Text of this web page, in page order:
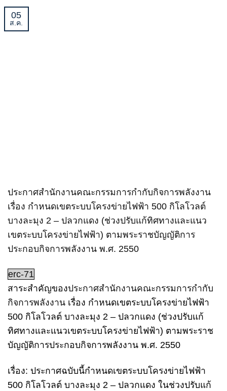
05
ส.ค.
ประกาศสำนักงานคณะกรรมการกำกับกิจการพลังงาน
เรื่อง กำหนดเขตระบบโครงข่ายไฟฟ้า 500 กิโลโวลต์
บางละมุง 2 – ปลวกแดง (ช่วงปรับแก้ทิศทางและแนว
เขตระบบโครงข่ายไฟฟ้า) ตามพระราชบัญญัติการ
ประกอบกิจการพลังงาน พ.ศ. 2550
erc-71
สาระสำคัญของประกาศสำนักงานคณะกรรมการกำกับ
กิจการพลังงาน เรื่อง กำหนดเขตระบบโครงข่ายไฟฟ้า
500 กิโลโวลต์ บางละมุง 2 – ปลวกแดง (ช่วงปรับแก้
ทิศทางและแนวเขตระบบโครงข่ายไฟฟ้า) ตามพระราช
บัญญัติการประกอบกิจการพลังงาน พ.ศ. 2550
เรื่อง: ประกาศฉบับนี้กำหนดเขตระบบโครงข่ายไฟฟ้า
500 กิโลโวลต์ บางละมุง 2 – ปลวกแดง ในช่วงปรับแก้